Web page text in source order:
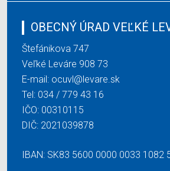
OBECNÝ ÚRAD VEĽKÉ
Štefánikova 747
Veľké Leváre 908 73
E-mail: ocuvl@levare.sk
Tel: 034 / 779 43 16
IČO: 00310115
DIČ: 2021039878
IBAN: SK83 5600 0000 0033 1082